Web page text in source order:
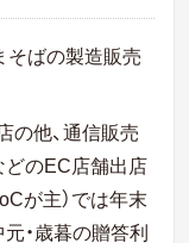
そばの製造販売
の他、通信販売
どのEC店舗出店
が主）では年末
・歳暮の贈答利